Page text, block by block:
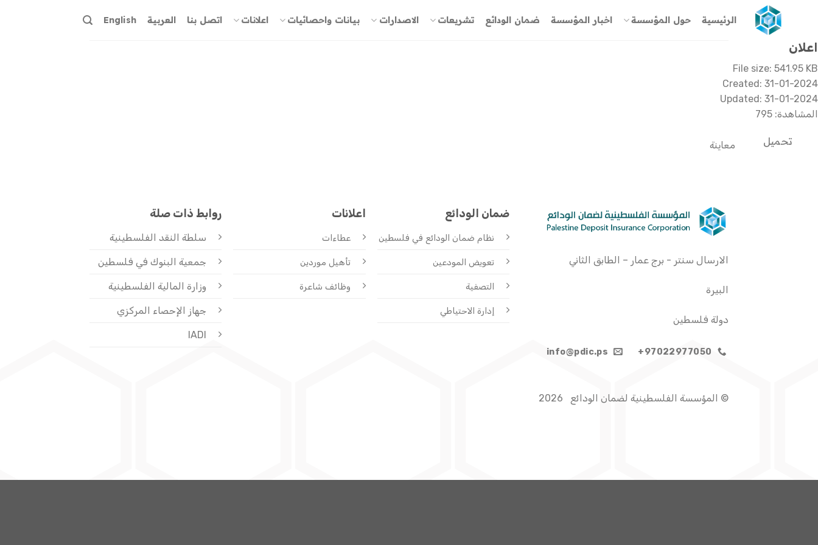
الرئيسية حول المؤسسة اخبار المؤسسة ضمان الودائع تشريعات الاصدارات بيانات واحصائيات اعلانات اتصل بنا العربية English
اعلان
File size: 541.95 KB
Created: 31-01-2024
Updated: 31-01-2024
المشاهدة: 795
تحميل معاينة
الارسال سنتر - برج عمار – الطابق الثاني
البيرة
دولة فلسطين
97022977050+
info@pdic.ps
ضمان الودائع
نظام ضمان الودائع في فلسطين
تعويض المودعين
التصفية
إدارة الاحتياطي
اعلانات
عطاءات
تأهيل موردين
وظائف شاعرة
روابط ذات صلة
سلطة النقد الفلسطينية
جمعية البنوك في فلسطين
وزارة المالية الفلسطينية
جهاز الإحصاء المركزي
IADI
© المؤسسة الفلسطينية لضمان الودائع 2026